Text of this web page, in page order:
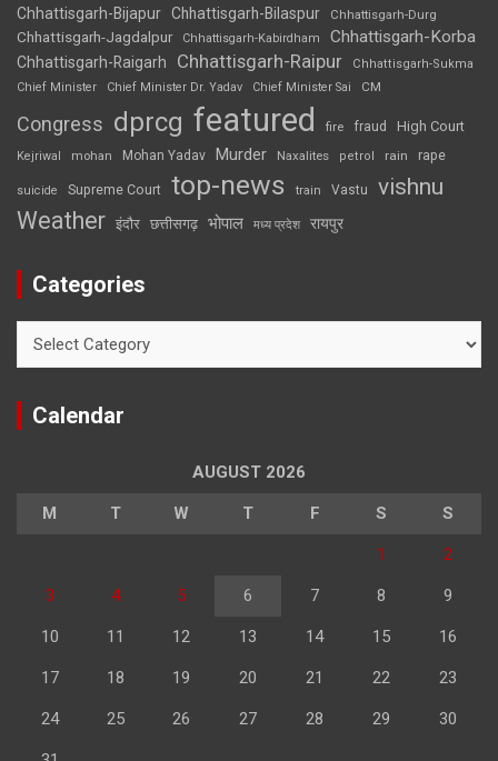
Chhattisgarh-Bijapur Chhattisgarh-Bilaspur Chhattisgarh-Durg
Chhattisgarh-Jagdalpur Chhattisgarh-Kabirdham Chhattisgarh-Korba
Chhattisgarh-Raigarh Chhattisgarh-Raipur
Chhattisgarh-Sukma
Chief Minister
Chief Minister Dr. Yadav Chief Minister Sai CM
Congress dprcg featured fire fraud High Court
Kejriwal mohan Mohan Yadav Murder Naxalites petrol rain rape
suicide Supreme Court top-news train Vastu vishnu
Weather इंदौर छत्तीसगढ़ भोपाल मध्य प्रदेश रायपुर
Categories
Calendar
AUGUST 2026
M T W T F S S
1 2
3 4 5 6 7 8 9
10 11 12 13 14 15 16
17 18 19 20 21 22 23
24 25 26 27 28 29 30